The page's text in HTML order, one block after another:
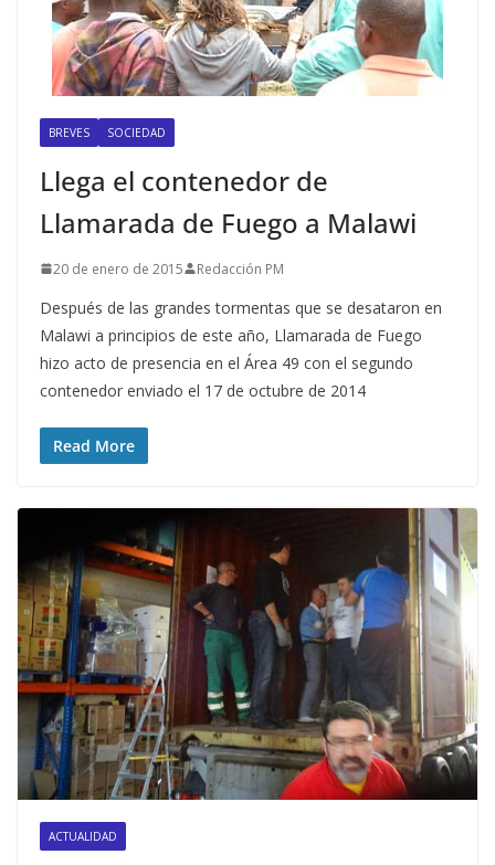
BREVES SOCIEDAD
Llega el contenedor de
Llamarada de Fuego a Malawi
20 de enero de 2015 Redacción PM
Después de las grandes tormentas que se desataron en
Malawi a principios de este año, Llamarada de Fuego
hizo acto de presencia en el Área 49 con el segundo
contenedor enviado el 17 de octubre de 2014
Read More
ACTUALIDAD